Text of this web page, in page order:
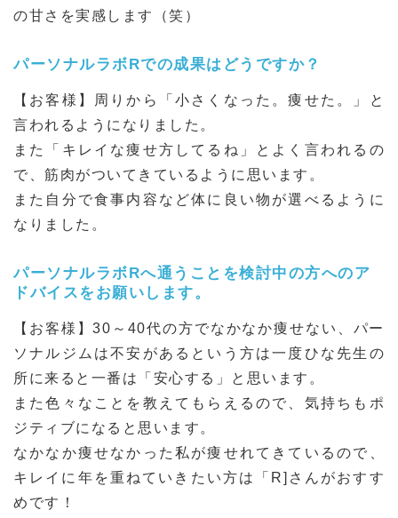
の甘さを実感します（笑）
パーソナルラボRでの成果はどうですか？
【お客様】周りから「小さくなった。痩せた。」と
言われるようになりました。
また「キレイな痩せ方してるね」とよく言われるの
で、筋肉がついてきているように思います。
また自分で食事内容など体に良い物が選べるように
なりました。
パーソナルラボRへ通うことを検討中の方へのア
ドバイスをお願いします。
【お客様】30～40代の方でなかなか痩せない、パー
ソナルジムは不安があるという方は一度ひな先生の
所に来ると一番は「安心する」と思います。
また色々なことを教えてもらえるので、気持ちもポ
ジティブになると思います。
なかなか痩せなかった私が痩せれてきているので、
キレイに年を重ねていきたい方は「R]さんがおすす
めです！